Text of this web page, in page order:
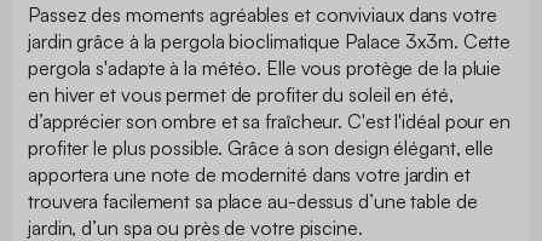
Passez des moments agréables et conviviaux dans votre
jardin grâce à la pergola bioclimatique Palace 3x3m. Cette
pergola s'adapte à la météo. Elle vous protège de la pluie
en hiver et vous permet de profiter du soleil en été,
d’apprécier son ombre et sa fraîcheur. C'est l'idéal pour en
profiter le plus possible. Grâce à son design élégant, elle
apportera une note de modernité dans votre jardin et
trouvera facilement sa place au-dessus d’une table de
jardin, d’un spa ou près de votre piscine.